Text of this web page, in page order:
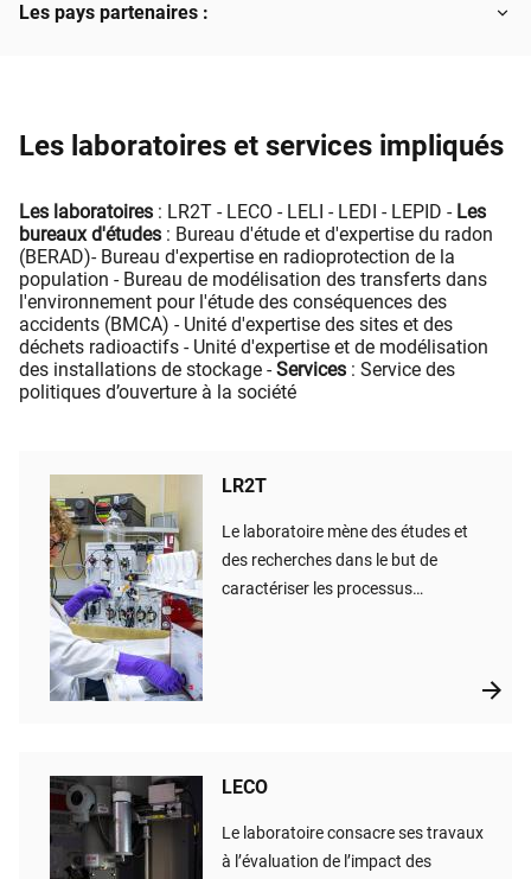
Les pays partenaires :
Les laboratoires et services impliqués
Les laboratoires : LR2T - LECO - LELI - LEDI - LEPID - Les
bureaux d'études : Bureau d'étude et d'expertise du radon
(BERAD)- Bureau d'expertise en radioprotection de la
population - Bureau de modélisation des transferts dans
l'environnement pour l'étude des conséquences des
accidents (BMCA) - Unité d'expertise des sites et des
déchets radioactifs - Unité d'expertise et de modélisation
des installations de stockage -Services : Service des
politiques d’ouverture à la société
LR2T
Le laboratoire mène des études et
des recherches dans le but de
caractériser les processus
terrestres, que ce soit en situation
accidentelle.
LECO
Le laboratoire consacre ses travaux
à l’évaluation de l’impact des